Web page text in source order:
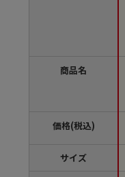
商品名
価格(税込)
サイズ